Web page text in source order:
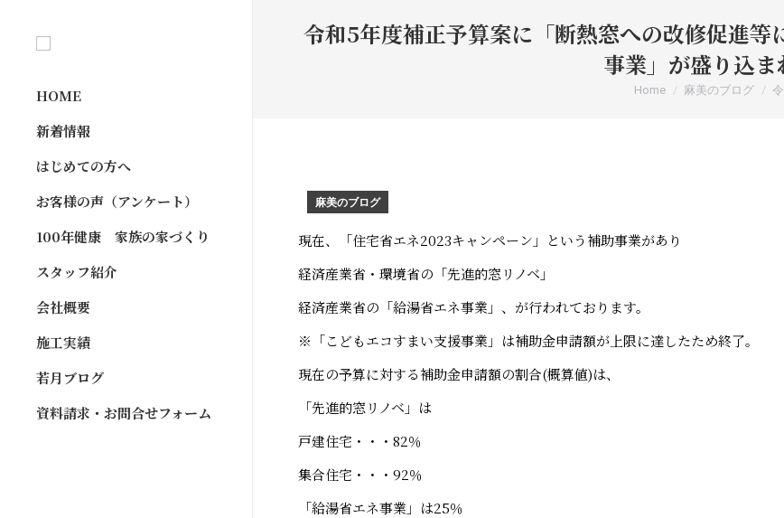
HOME
新着情報
はじめての方へ
お客様の声（アンケート）
100年健康 家族の家づくり
スタッフ紹介
会社概要
施工実績
若月ブログ
資料請求・お問合せフォーム
令和5年度補正予算案に「断熱窓への改修促進
事業」が盛り込ま
You are here:
Home 麻美のブログ
麻美のブログ
現在、「住宅省エネ2023キャンペーン」という補助事業があり
経済産業省・環境省の「先進的窓リノベ」
経済産業省の「給湯省エネ事業」、が行われております。
※「こどもエコすまい支援事業」は補助金申請額が上限に達したため終了。
現在の予算に対する補助金申請額の割合(概算値)は、
「先進的窓リノベ」は
戸建住宅・・・82％
集合住宅・・・92％
「給湯省エネ事業」は25％